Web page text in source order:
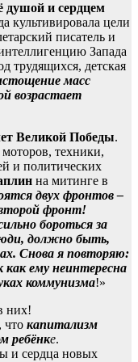
душой и сердцем
культивировала цели
писатель и
Запада
трудящихся, детская
масс
возрастает
Великой Победы.
техники,
и политических
на митинге в
двух фронтов –
фронт!
бороться за
должно быть,
Снова я повторяю:
ему неинтересна
коммунизма!»
них!
что капитализм
ребёнке.
и сердца новых